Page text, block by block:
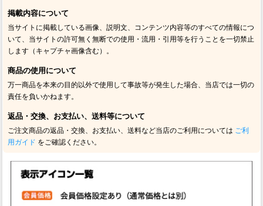
掲載内容について
当サイトに掲載している画像、説明文、コンテンツ内容等のすべての情報につ
いて、当サイトの許可無く無断での使用・流用・引用等を行うことを一切禁止
します（キャプチャ画像含む）。
商品の使用について
万一商品を本来の目的以外で使用して事故等が発生した場合、当店では一切の
責任を負いかねます。
返品・交換、お支払い、送料等について
ご注文商品の返品・交換、お支払い、送料など当店のご利用については ご利
用ガイド をご確認ください。